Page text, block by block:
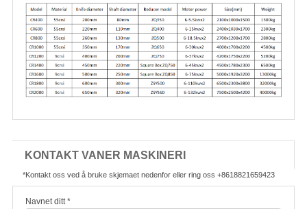
KONTAKT VANER MASKINERI
*Kontakt oss ved å bruke skjemaet nedenfor eller ring oss +8618821659423
Navnet ditt *